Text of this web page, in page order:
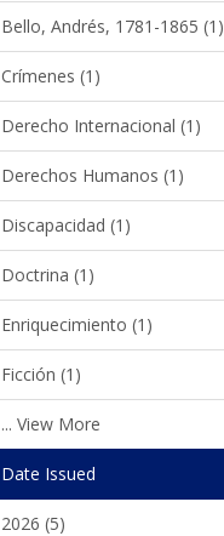
Bello, Andrés, 1781-1865 (1)
Crímenes (1)
Derecho Internacional (1)
Derechos Humanos (1)
Discapacidad (1)
Doctrina (1)
Enriquecimiento (1)
Ficción (1)
... View More
Date Issued
2026 (5)